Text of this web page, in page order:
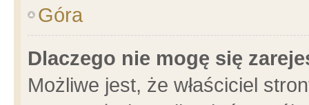
Góra
Dlaczego nie mogę się
Możliwe jest, że właściciel